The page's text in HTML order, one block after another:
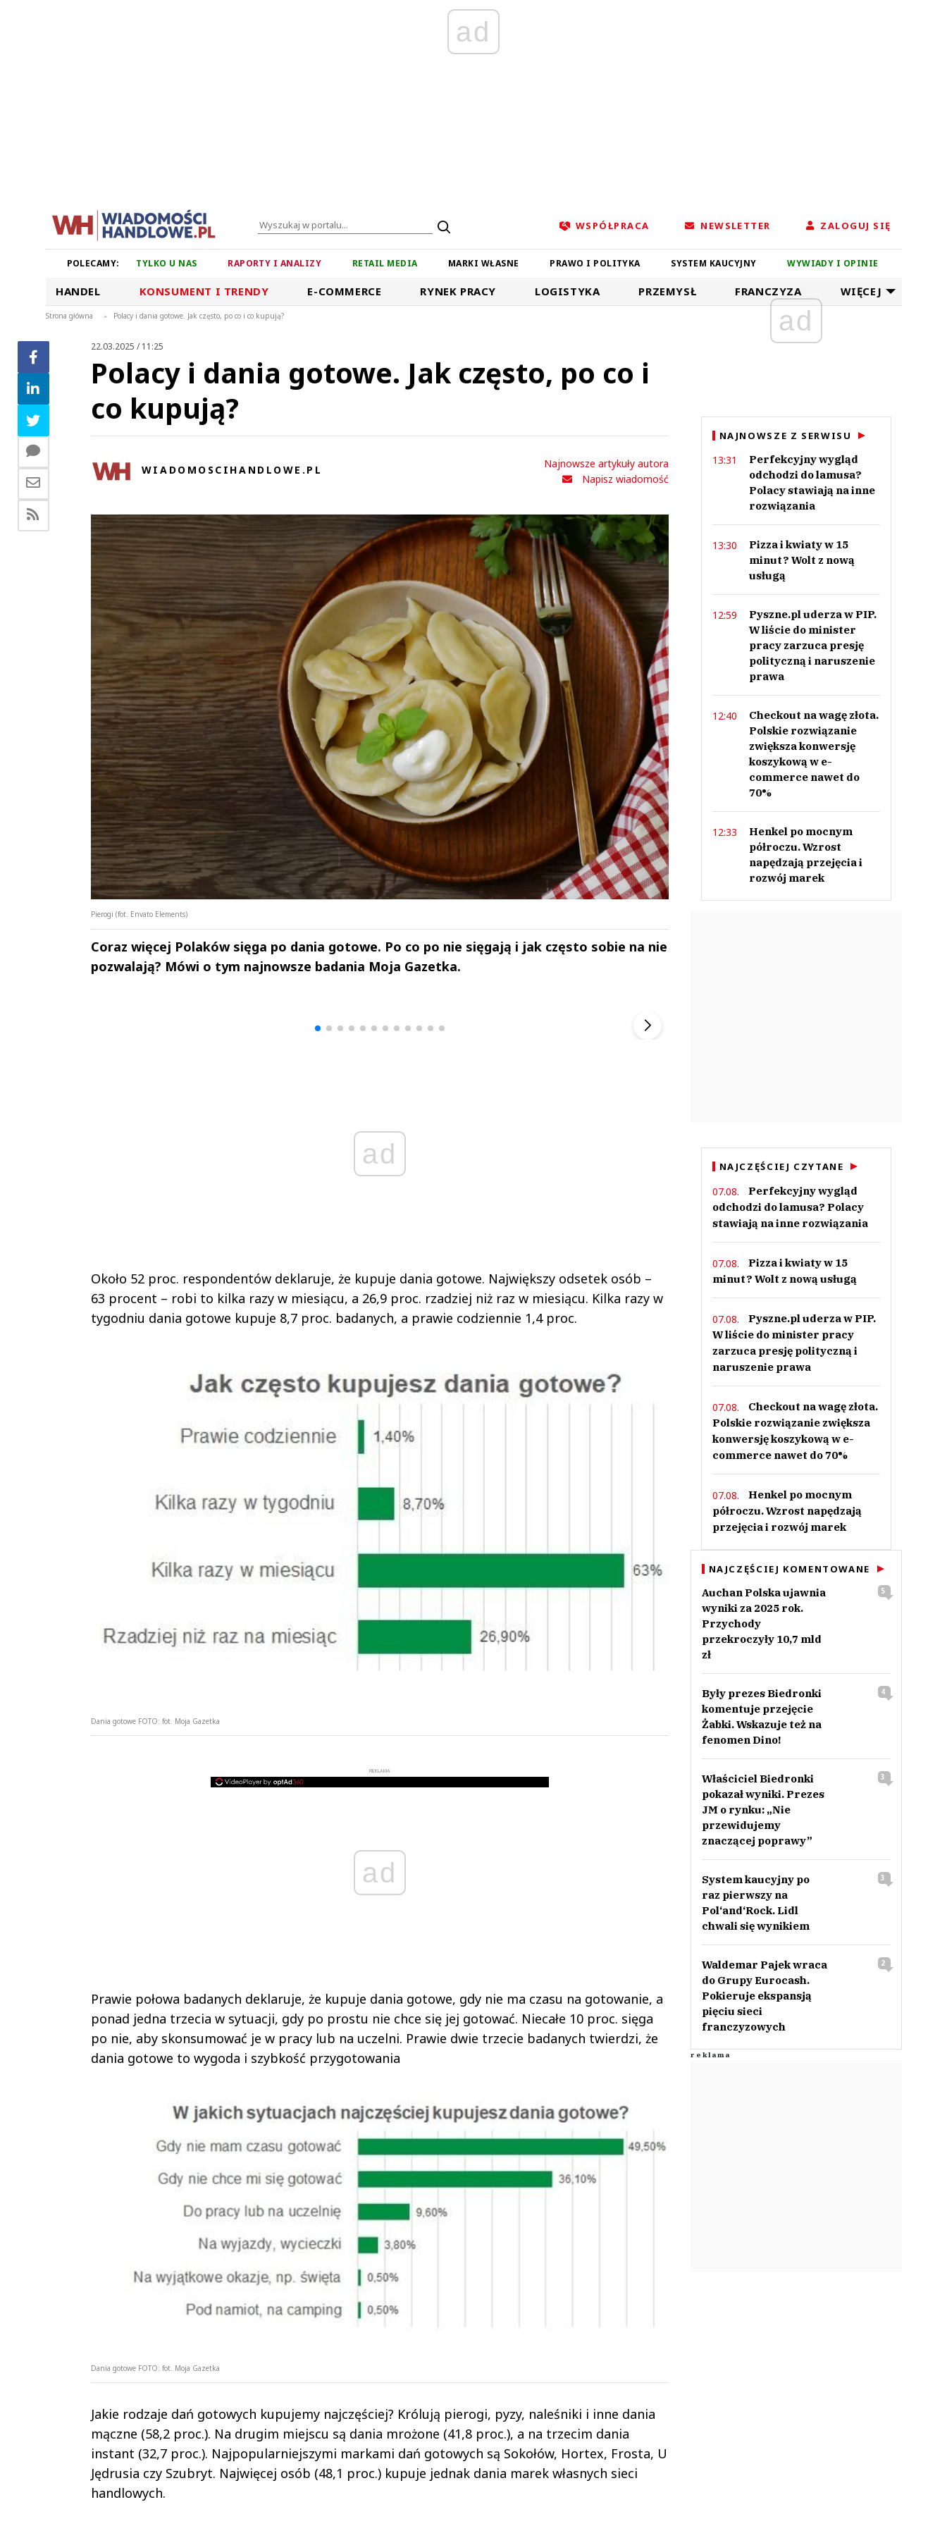
ad
WSPÓŁPRACA NEWSLETTER ZALOGUJ SIĘ
POLECAMY: TYLKO U NAS RAPORTY I ANALIZY RETAIL MEDIA MARKI WŁASNE PRAWO I POLITYKA SYSTEM KAUCYJNY WYWIADY I OPINIE
HANDEL KONSUMENT I TRENDY E-COMMERCE RYNEK PRACY LOGISTYKA PRZEMYSŁ FRANCZYZA WIĘCEJ
Strona główna > Polacy i dania gotowe. Jak często, po co i co kupują?
22.03.2025 / 11:25
Polacy i dania gotowe. Jak często, po co i
co kupują?
WIADOMOSCIHANDLOWE.PL
Najnowsze artykuły autora
Napisz wiadomość
Pierogi (fot. Envato Elements)
Coraz więcej Polaków sięga po dania gotowe. Po co po nie sięgają i jak często sobie na nie
pozwalają? Mówi o tym najnowsze badania Moja Gazetka.
ad
Około 52 proc. respondentów deklaruje, że kupuje dania gotowe. Największy odsetek osób –
63 procent – robi to kilka razy w miesiącu, a 26,9 proc. rzadziej niż raz w miesiącu. Kilka razy w
tygodniu dania gotowe kupuje 8,7 proc. badanych, a prawie codziennie 1,4 proc.
Dania gotowe FOTO: fot. Moja Gazetka
REKLAMA
ad
Prawie połowa badanych deklaruje, że kupuje dania gotowe, gdy nie ma czasu na gotowanie, a
ponad jedna trzecia w sytuacji, gdy po prostu nie chce się jej gotować. Niecałe 10 proc. sięga
po nie, aby skonsumować je w pracy lub na uczelni. Prawie dwie trzecie badanych twierdzi, że
dania gotowe to wygoda i szybkość przygotowania
Dania gotowe FOTO: fot. Moja Gazetka
Jakie rodzaje dań gotowych kupujemy najczęściej? Królują pierogi, pyzy, naleśniki i inne dania
mączne (58,2 proc.). Na drugim miejscu są dania mrożone (41,8 proc.), a na trzecim dania
instant (32,7 proc.). Najpopularniejszymi markami dań gotowych są Sokołów, Hortex, Frosta, U
Jędrusia czy Szubryt. Najwięcej osób (48,1 proc.) kupuje jednak dania marek własnych sieci
handlowych.
ad
NAJNOWSZE Z SERWISU
13:31
Perfekcyjny wygląd
odchodzi do lamusa?
Polacy stawiają na inne
rozwiązania
13:30
Pizza i kwiaty w 15
minut? Wolt z nową
usługą
12:59
Pyszne.pl uderza w PIP.
W liście do minister
pracy zarzuca presję
polityczną i naruszenie
prawa
12:40
Checkout na wagę złota.
Polskie rozwiązanie
zwiększa konwersję
koszykową w e-
commerce nawet do
70%
12:33
Henkel po mocnym
półroczu. Wzrost
napędzają przejęcia i
rozwój marek
NAJCZĘŚCIEJ CZYTANE
07.08.
Perfekcyjny wygląd
odchodzi do lamusa? Polacy
stawiają na inne rozwiązania
07.08.
Pizza i kwiaty w 15
minut? Wolt z nową usługą
07.08.
Pyszne.pl uderza w PIP.
W liście do minister pracy
zarzuca presję polityczną i
naruszenie prawa
07.08.
Checkout na wagę złota.
Polskie rozwiązanie zwiększa
konwersję koszykową w e-
commerce nawet do 70%
07.08.
Henkel po mocnym
półroczu. Wzrost napędzają
przejęcia i rozwój marek
NAJCZĘŚCIEJ KOMENTOWANE
Auchan Polska ujawnia
wyniki za 2025 rok.
Przychody
przekroczyły 10,7 mld
zł
5
Były prezes Biedronki
komentuje przejęcie
Żabki. Wskazuje też na
fenomen Dino!
4
Właściciel Biedronki
pokazał wyniki. Prezes
JM o rynku: „Nie
przewidujemy
znaczącej poprawy”
3
System kaucyjny po
raz pierwszy na
Pol‘and‘Rock. Lidl
chwali się wynikiem
3
Waldemar Pajek wraca
do Grupy Eurocash.
Pokieruje ekspansją
pięciu sieci
franczyzowych
2